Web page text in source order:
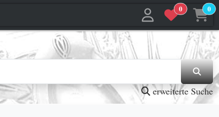
0 0
erweiterte Suche
jetzt in den Warenkorb
jetzt in den Warenkorb